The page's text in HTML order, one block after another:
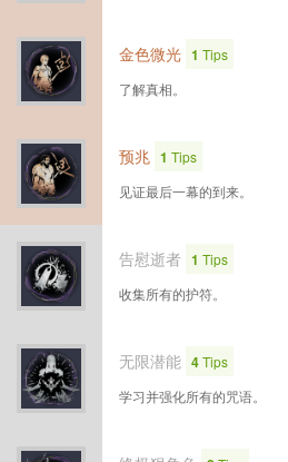
金色微光 1 Tips
了解真相。
预兆 1 Tips
见证最后一幕的到来。
告慰逝者 1 Tips
收集所有的护符。
无限潜能 4Tips
学习并强化所有的咒语。